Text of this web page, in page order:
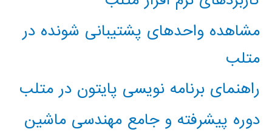
مشاهده واحدهای پشتیبانی شونده در
متلب
راهنمای برنامه نویسی پایتون در متلب
دوره پیشرفته و جامع مهندسی ماشین